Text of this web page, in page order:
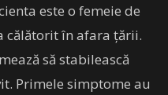
este o femeie de
călătorit în afara ţării.
să stabilească
Primele simptome au